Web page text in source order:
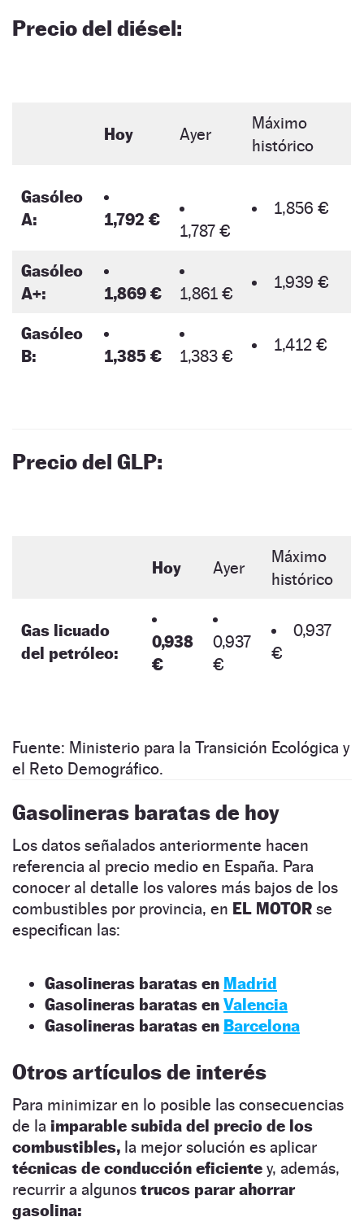
Precio del diésel:
Hoy Ayer
Máximo
histórico
Gasóleo
A:
1,792 €
1,787 €
1,856 €
Gasóleo
A+:
1,869 € 1,861 €
1,939 €
Gasóleo
B:
1,385 € 1,383 €
1,412 €
Precio del GLP:
Hoy Ayer
Máximo
histórico
Gas licuado
del petróleo:
0,938
€
0,937
€
0,937
€
Fuente: Ministerio para la Transición Ecológica y
el Reto Demográfico.
Gasolineras baratas de hoy
Los datos señalados anteriormente hacen
referencia al precio medio en España. Para
conocer al detalle los valores más bajos de los
combustibles por provincia, en EL MOTOR se
especifican las:
Gasolineras baratas en Madrid
Gasolineras baratas en Valencia
Gasolineras baratas en Barcelona
Otros artículos de interés
Para minimizar en lo posible las consecuencias
de la imparable subida del precio de los
combustibles, la mejor solución es aplicar
técnicas de conducción eficiente y, además,
recurrir a algunos trucos parar ahorrar
gasolina: